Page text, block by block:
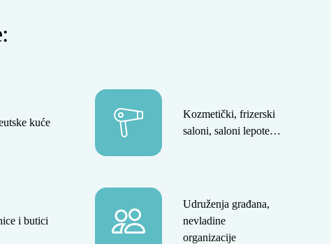
kuće
Kozmetički, frizerski
saloni, saloni lepote…
i butici
Udruženja građana,
nevladine
organizacije